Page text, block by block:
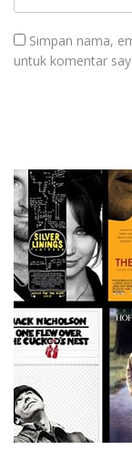
Simpan nama,
untuk komentar